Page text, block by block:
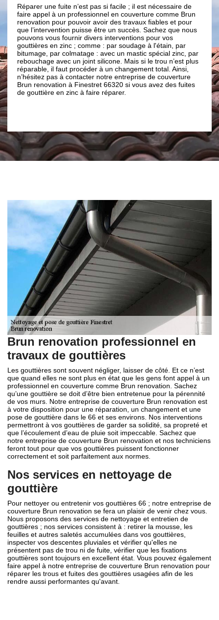
; il est nécessaire de
couverture comme Brun
travaux fiables et pour
Sachez que nous
pour vos
à l'étain, par
mastic spécial zinc, par
Mais si le trou n’est plus
total. Ainsi,
de couverture
si vous avez des fuites
divers accessoires pour ce faire. Comme
intervenir par vous-même pour le
divers accessoires pour cela : la
permettant de protéger votre gouttière.
branches, feuilles et autres débris qui
de boucher votre gouttière et empêcher
eaux de pluie), le stop feuilles (permet de
dépôts de feuilles qui pourraient bloquer
de votre installation), les arceaux dauphin
considérablement votre tuyau
conduit (renforce également vos conduits).
accessoires sont à la portée de tous les
pour vous installer ces accessoires ;
contacter notre entreprise Brun renovation.
Brun renovation professionnel en
travaux de gouttières
Les gouttières sont souvent négliger, laisser de côté. Et ce n’est
que quand elles ne sont plus en état que les gens font appel à un
professionnel en couverture comme Brun renovation. Sachez
qu’une gouttière se doit d’être bien entretenue pour la pérennité
de vos murs. Notre entreprise de couverture Brun renovation est
à votre disposition pour une réparation, un changement et une
pose de gouttière dans le 66 et ses environs. Nos interventions
permettront à vos gouttières de garder sa solidité, sa propreté et
que l’écoulement d’eau de pluie soit impeccable. Sachez que
notre entreprise de couverture Brun renovation et nos techniciens
feront tout pour que vos gouttières puissent fonctionner
correctement et soit parfaitement aux normes.
Nos services en nettoyage de
gouttière
Pour nettoyer ou entretenir vos gouttières 66 ; notre entreprise de
couverture Brun renovation se fera un plaisir de venir chez vous.
Nous proposons des services de nettoyage et entretien de
gouttières ; nos services consistent à : retirer la mousse, les
feuilles et autres saletés accumulées dans vos gouttières,
inspecter vos descentes pluviales et vérifier qu'elles ne
présentent pas de trou ni de fuite, vérifier que les fixations
gouttières sont toujours en excellent état. Vous pouvez également
faire appel à notre entreprise de couverture Brun renovation pour
réparer les trous et fuites des gouttières usagées afin de les
rendre aussi performantes qu'avant.